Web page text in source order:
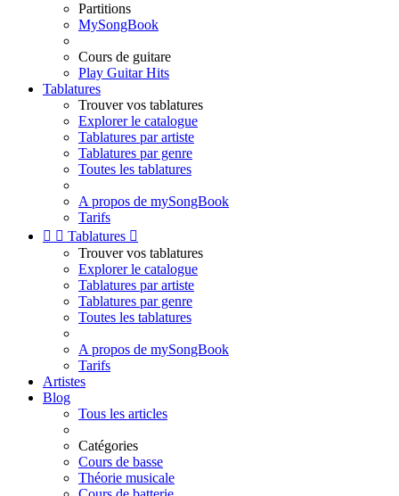
Partitions
MySongBook
Cours de guitare
Play Guitar Hits
Tablatures
Trouver vos tablatures
Explorer le catalogue
Tablatures par artiste
Tablatures par genre
Toutes les tablatures
A propos de mySongBook
Tarifs
  Tablatures 
Trouver vos tablatures
Explorer le catalogue
Tablatures par artiste
Tablatures par genre
Toutes les tablatures
A propos de mySongBook
Tarifs
Artistes
Blog
Tous les articles
Catégories
Cours de basse
Théorie musicale